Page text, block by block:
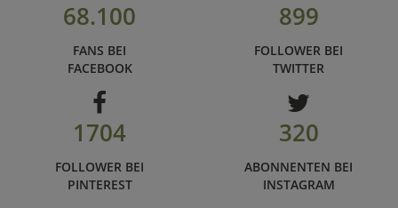
68.100
FANS BEI
FACEBOOK
899
FOLLOWER BEI
TWITTER
1704
FOLLOWER BEI
PINTEREST
320
ABONNENTEN BEI
INSTAGRAM